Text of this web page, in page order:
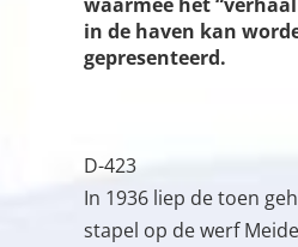
in de haven kan
gepresenteerd.
D-423
In 1936 liep de toen
stapel op de werf